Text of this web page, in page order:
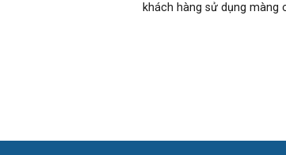
khách hàng sử dụng màng